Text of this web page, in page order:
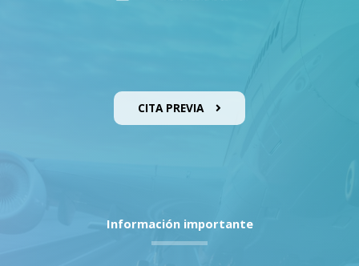
CITA PREVIA
Información importante